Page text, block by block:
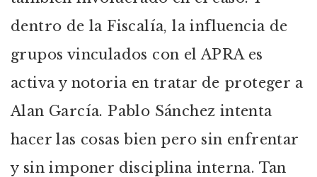
dentro de la Fiscalía, la influencia de
grupos vinculados con el APRA es
activa y notoria en tratar de proteger a
Alan García. Pablo Sánchez intenta
hacer las cosas bien pero sin enfrentar
y sin imponer disciplina interna. Tan